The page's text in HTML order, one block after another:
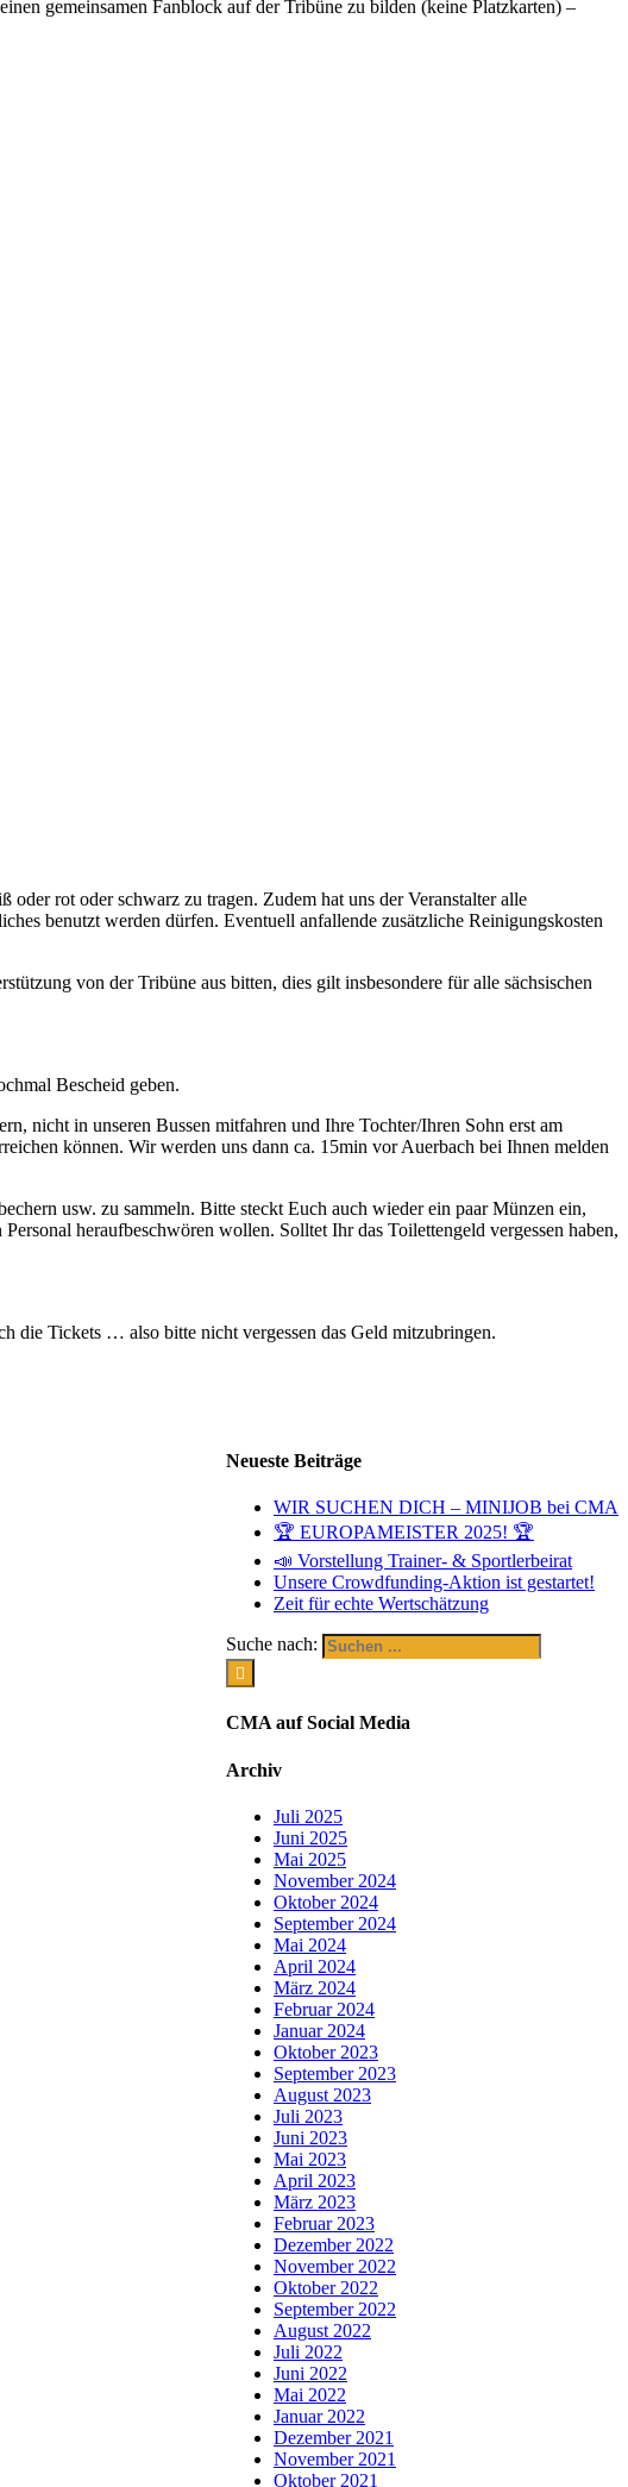
gemeinsamen Fanblock auf der Tribüne zu bilden (keine Platzkarten) –
rot oder schwarz zu tragen. Zudem hat uns der Veranstalter alle
benutzt werden dürfen. Eventuell anfallende zusätzliche Reinigungskosten
von der Tribüne aus bitten, dies gilt insbesondere für alle sächsischen
Bescheid geben.
nicht in unseren Bussen mitfahren und Ihre Tochter/Ihren Sohn erst am
können. Wir werden uns dann ca. 15min vor Auerbach bei Ihnen melden
usw. zu sammeln. Bitte steckt Euch auch wieder ein paar Münzen ein,
heraufbeschwören wollen. Solltet Ihr das Toilettengeld vergessen haben,
die Tickets … also bitte nicht vergessen das Geld mitzubringen.
Neueste Beiträge
WIR SUCHEN DICH – MINIJOB bei CMA
🏆 EUROPAMEISTER 2025! 🏆
📣 Vorstellung Trainer- & Sportlerbeirat
Unsere Crowdfunding-Aktion ist gestartet!
Zeit für echte Wertschätzung
Suche nach:
CMA auf Social Media
Archiv
Juli 2025
Juni 2025
Mai 2025
November 2024
Oktober 2024
September 2024
Mai 2024
April 2024
März 2024
Februar 2024
Januar 2024
Oktober 2023
September 2023
August 2023
Juli 2023
Juni 2023
Mai 2023
April 2023
März 2023
Februar 2023
Dezember 2022
November 2022
Oktober 2022
September 2022
August 2022
Juli 2022
Juni 2022
Mai 2022
Januar 2022
Dezember 2021
November 2021
Oktober 2021